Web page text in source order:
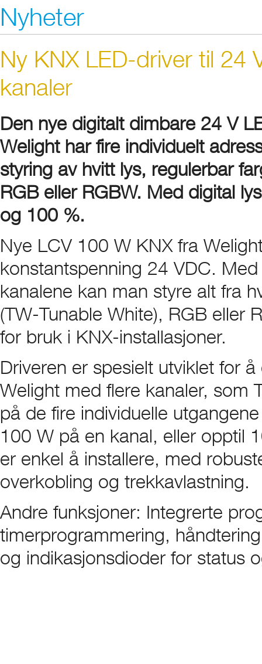
Nyheter
Ny KNX LED-driver til 24
kanaler
Den nye digitalt dimbare 24 V
Welight har fire individuelt
styring av hvitt lys, regulerbar
RGB eller RGBW. Med digital
og 100 %.
Nye LCV 100 W KNX fra
konstantspenning 24 VDC.
kanalene kan man styre alt fra
(TW-Tunable White), RGB eller
for bruk i KNX-installasjoner.
Driveren er spesielt utviklet for
Welight med flere kanaler, som
på de fire individuelle
100 W på en kanal, eller opptil
er enkel å installere, med
overkobling og trekkavlastning.
Andre funksjoner: Integrerte
timerprogrammering,
og indikasjonsdioder for status